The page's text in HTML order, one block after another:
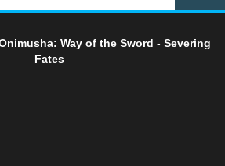
Way of the Sword - Severing
Fates